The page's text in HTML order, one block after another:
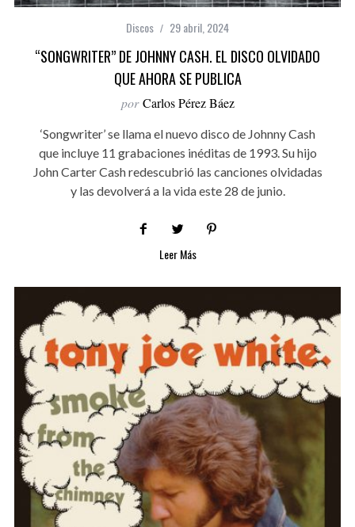
Discos 29 abril, 2024
“SONGWRITER” DE JOHNNY CASH. EL DISCO OLVIDADO
QUE AHORA SE PUBLICA
por Carlos Pérez Báez
‘Songwriter’ se llama el nuevo disco de Johnny Cash
que incluye 11 grabaciones inéditas de 1993. Su hijo
John Carter Cash redescubrió las canciones olvidadas
y las devolverá a la vida este 28 de junio.
Leer Más